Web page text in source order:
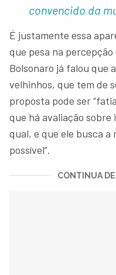
convencido da
É justamente essa
que pesa na
Bolsonaro já falou que
velhinhos, que tem de
proposta pode ser
que há avaliação sobre
qual, e que ele busca a
possível”.
CONTINUA